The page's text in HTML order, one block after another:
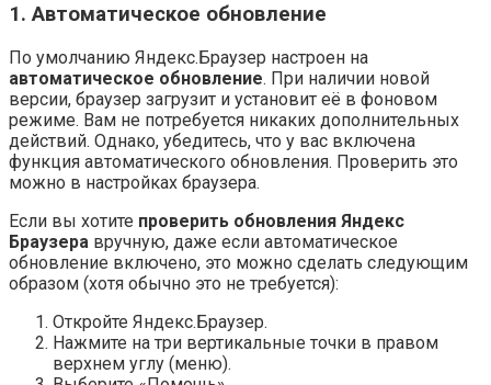
1. Автоматическое обновление
По умолчанию Яндекс.Браузер настроен на
автоматическое обновление. При наличии новой
версии, браузер загрузит и установит её в фоновом
режиме. Вам не потребуется никаких дополнительных
действий. Однако, убедитесь, что у вас включена
функция автоматического обновления. Проверить это
можно в настройках браузера.
Если вы хотите проверить обновления Яндекс
Браузера вручную, даже если автоматическое
обновление включено, это можно сделать следующим
образом (хотя обычно это не требуется):
Откройте Яндекс.Браузер.
Нажмите на три вертикальные точки в правом
верхнем углу (меню).